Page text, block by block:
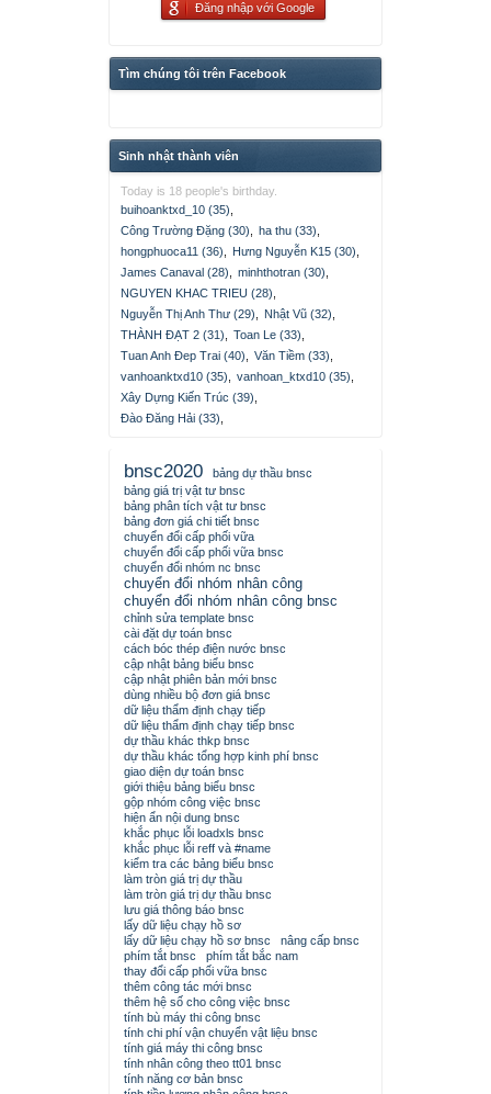
Đăng nhập với Google
Tìm chúng tôi trên Facebook
Sinh nhật thành viên
Today is 18 people's birthday.
buihoanktxd_10 (35)
Công Trường Đặng (30)
ha thu (33)
hongphuoca11 (36)
Hưng Nguyễn K15 (30)
James Canaval (28)
minhthotran (30)
NGUYEN KHAC TRIEU (28)
Nguyễn Thị Anh Thư (29)
Nhật Vũ (32)
THÀNH ĐẠT 2 (31)
Toan Le (33)
Tuan Anh Đep Trai (40)
Văn Tiềm (33)
vanhoanktxd10 (35)
vanhoan_ktxd10 (35)
Xây Dựng Kiến Trúc (39)
Đào Đăng Hải (33)
bnsc2020
bảng dự thầu bnsc
bảng giá trị vật tư bnsc
bảng phân tích vật tư bnsc
bảng đơn giá chi tiết bnsc
chuyển đổi cấp phối vữa
chuyển đổi cấp phối vữa bnsc
chuyển đổi nhóm nc bnsc
chuyển đổi nhóm nhân công
chuyển đổi nhóm nhân công bnsc
chỉnh sửa template bnsc
cài đặt dự toán bnsc
cách bóc thép điện nước bnsc
cập nhật bảng biểu bnsc
cập nhật phiên bản mới bnsc
dùng nhiều bộ đơn giá bnsc
dữ liệu thẩm định chạy tiếp
dữ liệu thẩm định chạy tiếp bnsc
dự thầu khác thkp bnsc
dự thầu khác tổng hợp kinh phí bnsc
giao diện dự toán bnsc
giới thiệu bảng biểu bnsc
gộp nhóm công việc bnsc
hiện ẩn nội dung bnsc
khắc phục lỗi loadxls bnsc
khắc phục lỗi reff và #name
kiểm tra các bảng biểu bnsc
làm tròn giá trị dự thầu
làm tròn giá trị dự thầu bnsc
lưu giá thông báo bnsc
lấy dữ liệu chạy hồ sơ
lấy dữ liệu chạy hồ sơ bnsc
nâng cấp bnsc
phím tắt bnsc
phím tắt bắc nam
thay đổi cấp phối vữa bnsc
thêm công tác mới bnsc
thêm hệ số cho công việc bnsc
tính bù máy thi công bnsc
tính chi phí vận chuyển vật liệu bnsc
tính giá máy thi công bnsc
tính nhân công theo tt01 bnsc
tính năng cơ bản bnsc